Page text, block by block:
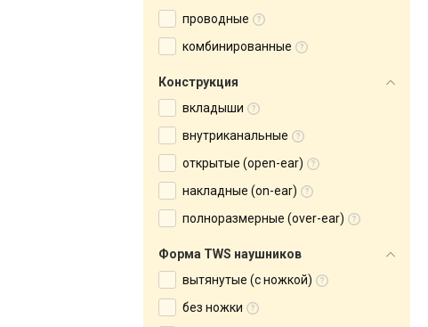
проводные
комбинированные
Конструкция
вкладыши
внутриканальные
открытые (open-ear)
накладные (on-ear)
полноразмерные (over-ear)
Форма TWS наушников
вытянутые (с ножкой)
без ножки